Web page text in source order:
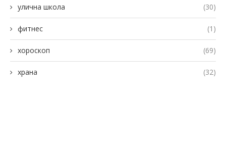
улична школа (30)
фитнес (1)
хороскоп (69)
храна (32)